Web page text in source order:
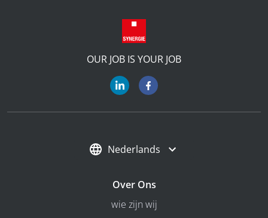
OUR JOB IS YOUR JOB
Nederlands
Over Ons
wie zijn wij